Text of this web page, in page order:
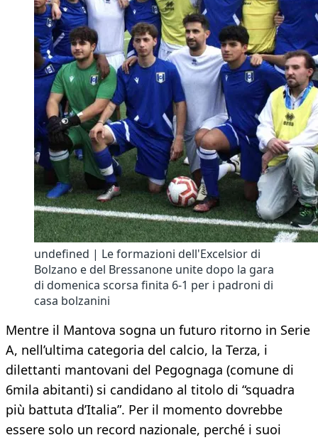
undefined | Le formazioni dell'Excelsior di
Bolzano e del Bressanone unite dopo la gara
di domenica scorsa finita 6-1 per i padroni di
casa bolzanini
Mentre il Mantova sogna un futuro ritorno in Serie
A, nell’ultima categoria del calcio, la Terza, i
dilettanti mantovani del Pegognaga (comune di
6mila abitanti) si candidano al titolo di “squadra
più battuta d’Italia”. Per il momento dovrebbe
essere solo un record nazionale, perché i suoi